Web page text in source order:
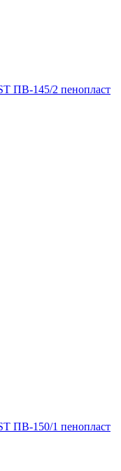
ПВ-145/2 пенопласт
ПВ-150/1 пенопласт